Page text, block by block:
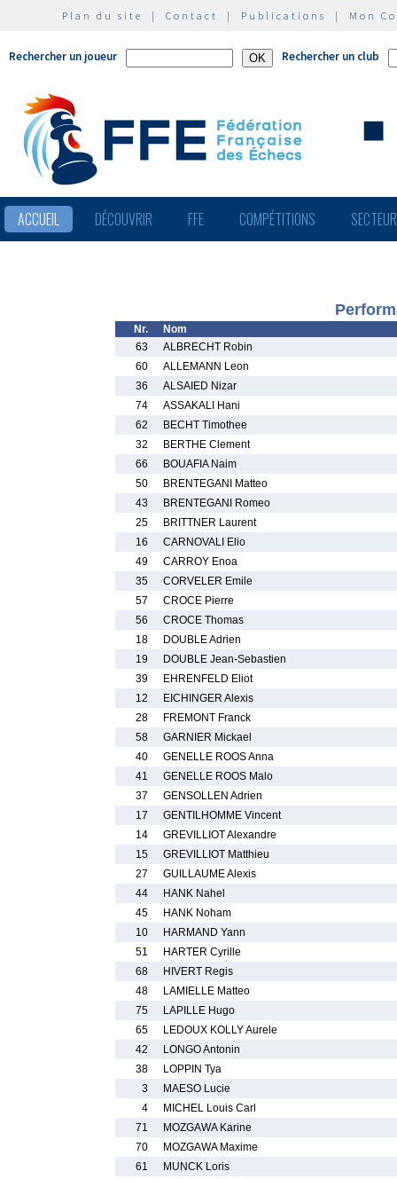
Plan du site | Contact | Publications | Mon
Rechercher un joueur Rechercher un club
ACCUEIL DÉCOUVRIR FFE COMPÉTITIONS
Nr.
Nom
63
ALBRECHT Robin
60
ALLEMANN Leon
36
ALSAIED Nizar
74
ASSAKALI Hani
62
BECHT Timothee
32
BERTHE Clement
66
BOUAFIA Naim
50
BRENTEGANI Matteo
43
BRENTEGANI Romeo
25
BRITTNER Laurent
16
CARNOVALI Elio
49
CARROY Enoa
35
CORVELER Emile
57
CROCE Pierre
56
CROCE Thomas
18
DOUBLE Adrien
19
DOUBLE Jean-Sebastien
39
EHRENFELD Eliot
12
EICHINGER Alexis
28
FREMONT Franck
58
GARNIER Mickael
40
GENELLE ROOS Anna
41
GENELLE ROOS Malo
37
GENSOLLEN Adrien
17
GENTILHOMME Vincent
14
GREVILLIOT Alexandre
15
GREVILLIOT Matthieu
27
GUILLAUME Alexis
44
HANK Nahel
45
HANK Noham
10
HARMAND Yann
51
HARTER Cyrille
68
HIVERT Regis
48
LAMIELLE Matteo
75
LAPILLE Hugo
65
LEDOUX KOLLY Aurele
42
LONGO Antonin
38
LOPPIN Tya
3
MAESO Lucie
4
MICHEL Louis Carl
71
MOZGAWA Karine
70
MOZGAWA Maxime
61
MUNCK Loris